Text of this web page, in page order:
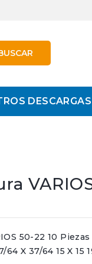
DESCARGAS
50-22 10
64 X 37/64 15 X 15